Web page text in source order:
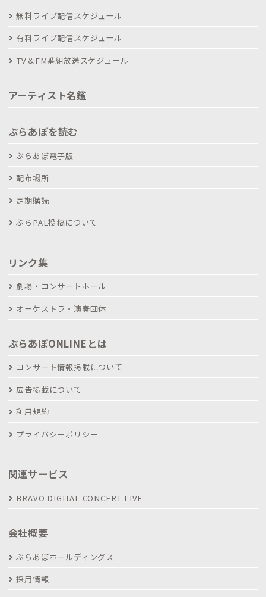
無料ライブ配信スケジュール
有料ライブ配信スケジュール
TV＆FM番組放送スケジュール
アーティスト名鑑
ぶらあぼを読む
ぶらあぼ電子版
配布場所
定期購読
ぶらPAL投稿について
リンク集
劇場・コンサートホール
オーケストラ・演奏団体
ぶらあぼONLINEとは
コンサート情報掲載について
広告掲載について
利用規約
プライバシーポリシー
関連サービス
BRAVO DIGITAL CONCERT LIVE
会社概要
ぶらあぼホールディングス
採用情報